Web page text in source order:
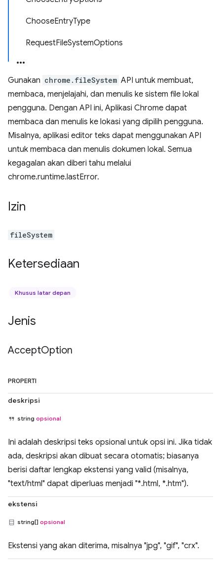
ChooseEntryType
RequestFileSystemOptions
Gunakan chrome.fileSystem API untuk membuat,
membaca, menjelajahi, dan menulis ke sistem file lokal
pengguna. Dengan API ini, Aplikasi Chrome dapat
membaca dan menulis ke lokasi yang dipilih pengguna.
Misalnya, aplikasi editor teks dapat menggunakan API
untuk membaca dan menulis dokumen lokal. Semua
kegagalan akan diberi tahu melalui
chrome.runtime.lastError.
Izin
fileSystem
Ketersediaan
Khusus latar depan
Jenis
AcceptOption
PROPERTI
deskripsi
string opsional
Ini adalah deskripsi teks opsional untuk opsi ini. Jika tidak
ada, deskripsi akan dibuat secara otomatis; biasanya
berisi daftar lengkap ekstensi yang valid (misalnya,
"text/html" dapat diperluas menjadi "*.html, *.htm").
ekstensi
string[] opsional
Ekstensi yang akan diterima, misalnya "jpg", "gif", "crx".